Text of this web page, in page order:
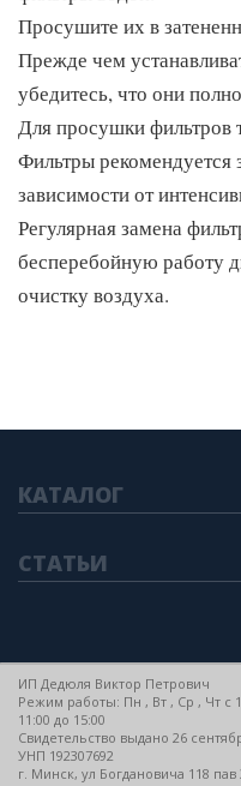
Просушите их в
Прежде чем
убедитесь, что они
Для просушки фильтров
Фильтры рекомендуется
зависимости от
Регулярная замена
бесперебойную работу
очистку воздуха.
КАТАЛОГ
СТАТЬИ
ИП Дедюля Виктор Петрович
Режим работы: Пн , Вт , Ср , Чт c
11:00 до 15:00
Свидетельство выдано 26
УНП 192307692
г. Минск, ул Богдановича 118 пав